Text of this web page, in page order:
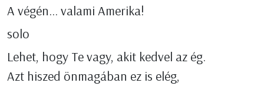
A végén... valami Amerika!
solo
Lehet, hogy Te vagy, akit kedvel az ég.
Azt hiszed önmagában ez is elég,